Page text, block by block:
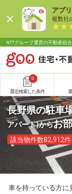
アプ
複数社
NTTグループ運営の不動産総
0
最近検索した条件
長野県の駐車
アパート)からお
該当物件数82,912件
車を持っている方に